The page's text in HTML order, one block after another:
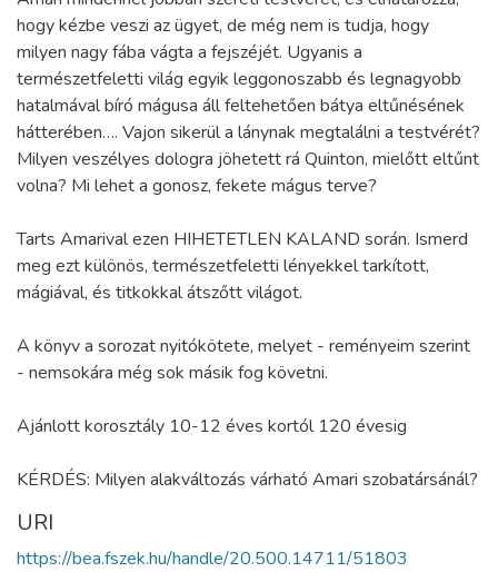
hogy kézbe veszi az ügyet, de még nem is tudja, hogy
milyen nagy fába vágta a fejszéjét. Ugyanis a
természetfeletti világ egyik leggonoszabb és legnagyobb
hatalmával bíró mágusa áll feltehetően bátya eltűnésének
hátterében…. Vajon sikerül a lánynak megtalálni a testvérét?
Milyen veszélyes dologra jöhetett rá Quinton, mielőtt eltűnt
volna? Mi lehet a gonosz, fekete mágus terve?
Tarts Amarival ezen HIHETETLEN KALAND során. Ismerd
meg ezt különös, természetfeletti lényekkel tarkított,
mágiával, és titkokkal átszőtt világot.
A könyv a sorozat nyitókötete, melyet - reményeim szerint
- nemsokára még sok másik fog követni.
Ajánlott korosztály 10-12 éves kortól 120 évesig
KÉRDÉS: Milyen alakváltozás várható Amari szobatársánál?
URI
https://bea.fszek.hu/handle/20.500.14711/51803